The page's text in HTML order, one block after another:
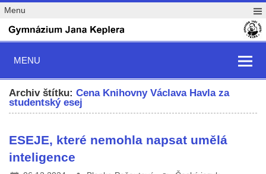
Menu
MENU
Archiv štítku:Cena Knihovny Václava Havla za
studentský esej
ESEJE, které nemohla napsat umělá
inteligence